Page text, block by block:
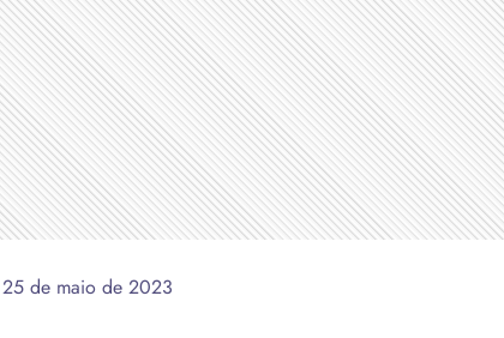
25 de maio de 2023